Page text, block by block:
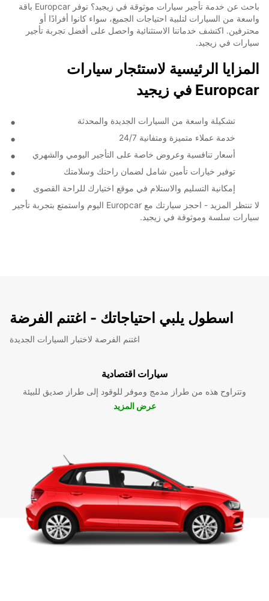
باحث عن خدمة تأجير سيارات موثوقة في زيجيد؟ توفر Europcar باقة
واسعة من السيارات لتلبية احتياجات الجميع، سواء كانوا أفرادًا أو
محترفين. اكتشف خدماتنا الاستثنائية واحصل على أفضل تجربة تأجير
سيارات في زيجيد.
المزايا الرئيسية لاستئجار سيارات
Europcar في زيجيد
تشكيلة واسعة من السيارات الجديدة والمحدثة
خدمة عملاء متميزة ومتفانية 24/7
أسعار تنافسية وعروض خاصة على التأجير اليومي والشهري
توفير خيارات تأمين شامل لضمان راحتك وسلامتك
إمكانية التسليم والاستلام في موقع اختيارك للراحة القصوى
لا تنتظر المزيد - احجز سيارتك مع Europcar اليوم واستمتع بتجربة تأجير
سيارات سلسة وموثوقة في زيجيد.
اسطول يلبي احتياجاتك - اغتنم الفرضة
اغتنم الفرصة لاختبار السيارات الجديدة
سيارات اقتصادية
وتتراوح هذه من طراز مدمج وموفر للوقود إلى طراز صديق للبيئة
عرض المزيد